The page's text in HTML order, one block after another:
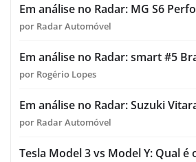
Em análise no Radar: MG S6
por Radar Automóvel
Em análise no Radar: smart #5
por Rogério Lopes
Em análise no Radar: Suzuki
por Radar Automóvel
Tesla Model 3 vs Model Y: Qual é